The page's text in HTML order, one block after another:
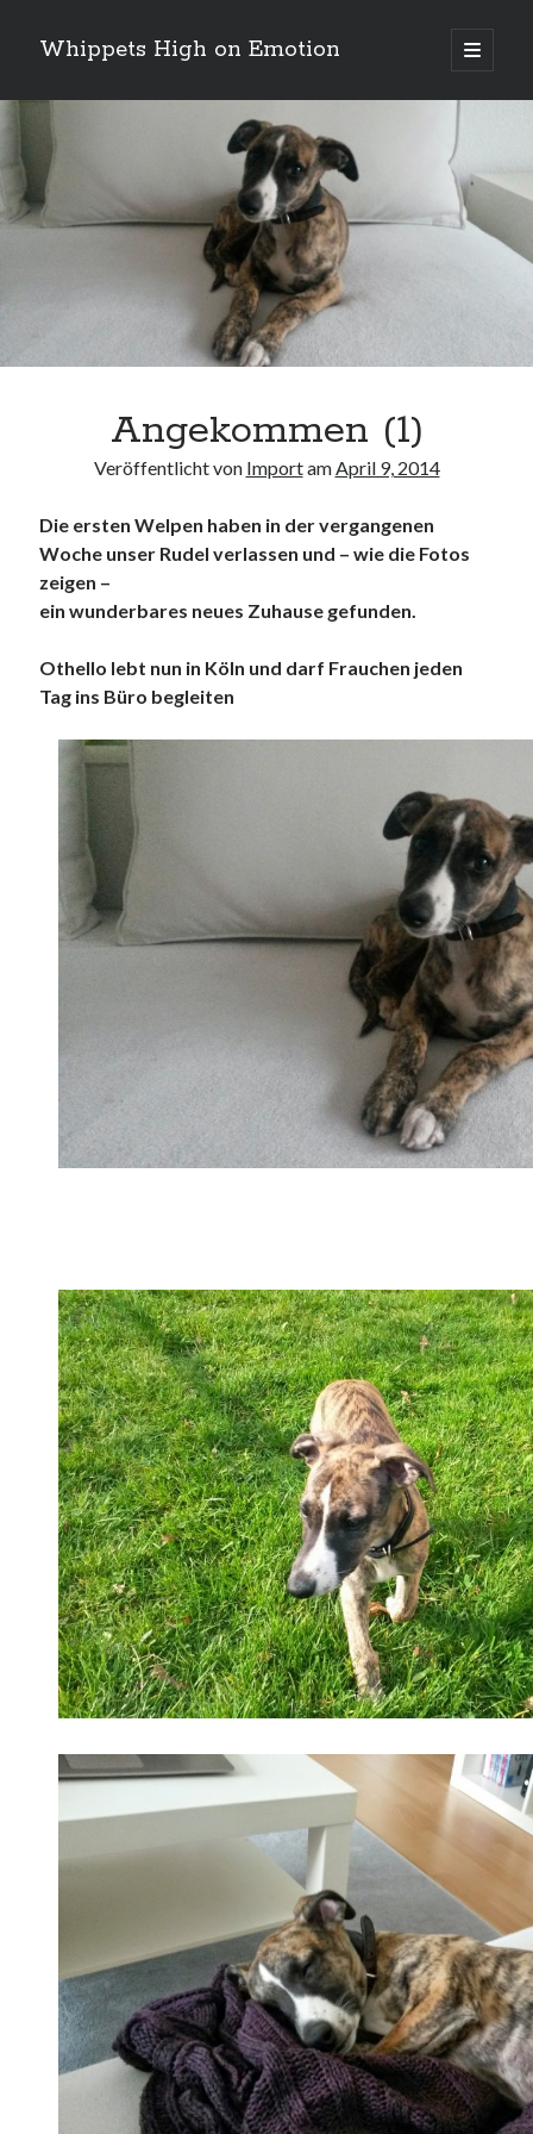
Whippets High on Emotion
öffnen
Sidebar
von
ingrid.krahheiermann
Angekommen (1)
Veröffentlicht von ImportamApril 9, 2014
Die ersten Welpen haben in der vergangenen
Woche unser Rudel verlassen und – wie die Fotos
zeigen –
ein wunderbares neues Zuhause gefunden.
Othello lebt nun in Köln und darf Frauchen jeden
Tag ins Büro begleiten